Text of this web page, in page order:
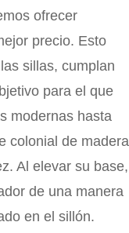
ofrecer
precio. Esto
sillas, cumplan
para el que
modernas hasta
colonial de madera
Al elevar su base,
de una manera
en el sillón.